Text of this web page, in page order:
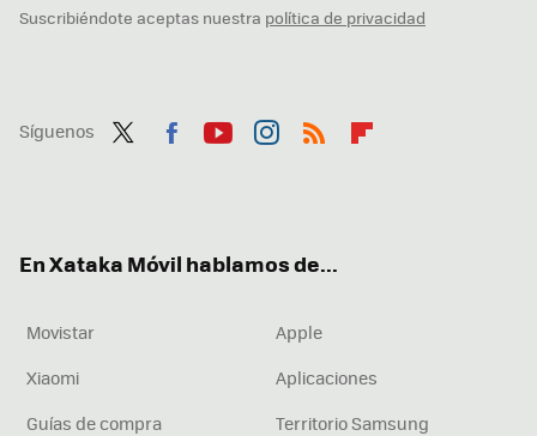
Suscribiéndote aceptas nuestra política de privacidad
Síguenos
En Xataka Móvil hablamos de...
Movistar
Apple
Xiaomi
Aplicaciones
Guías de compra
Territorio Samsung